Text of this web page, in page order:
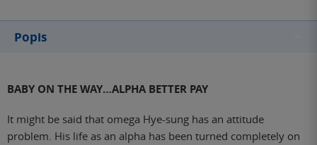
Popis
BABY ON THE WAY…ALPHA BETTER PAY
It might be said that omega Hye-sung has an attitude
problem. His life as an alpha has been turned completely on